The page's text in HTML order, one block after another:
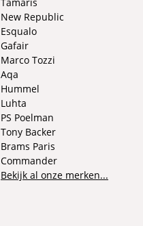
Tamaris
New Republic
Esqualo
Gafair
Marco Tozzi
Aqa
Hummel
Luhta
PS Poelman
Tony Backer
Brams Paris
Commander
Bekijk al onze merken...